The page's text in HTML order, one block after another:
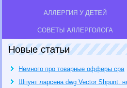
АЛЛЕРГИЯ У ДЕТЕЙ
СОВЕТЫ АЛЛЕРГОЛОГА
Новые статьи
Немного про товарные офферы cpa
Шпунт ларсена dwg Vector Shpunt: